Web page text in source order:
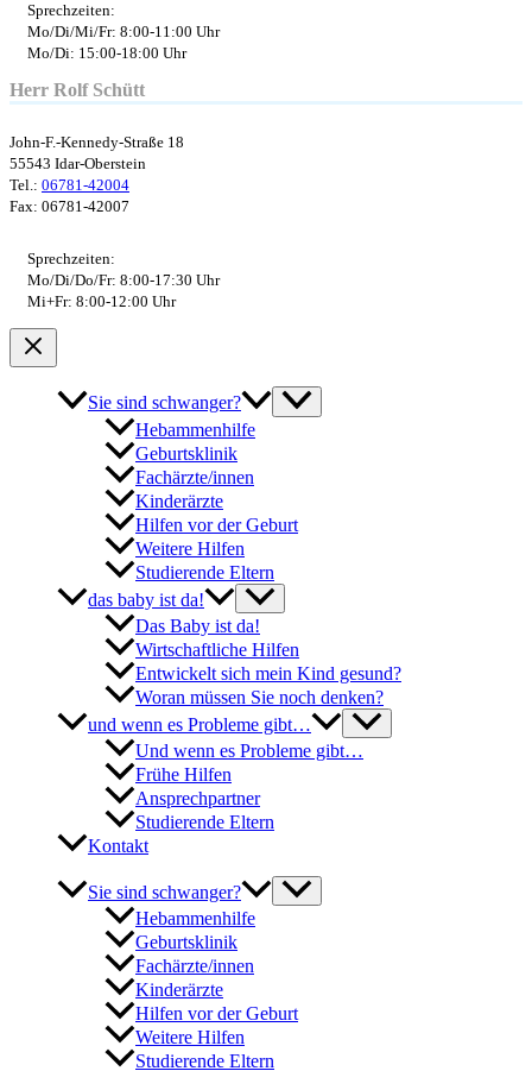
Sprechzeiten:
Mo/Di/Mi/Fr: 8:00-11:00 Uhr
Mo/Di: 15:00-18:00 Uhr
Herr Rolf Schütt
John-F.-Kennedy-Straße 18
55543 Idar-Oberstein
Tel.: 06781-42004
Fax: 06781-42007
Sprechzeiten:
Mo/Di/Do/Fr: 8:00-17:30 Uhr
Mi+Fr: 8:00-12:00 Uhr
Sie sind schwanger?
Hebammenhilfe
Geburtsklinik
Fachärzte/innen
Kinderärzte
Hilfen vor der Geburt
Weitere Hilfen
Studierende Eltern
das baby ist da!
Das Baby ist da!
Wirtschaftliche Hilfen
Entwickelt sich mein Kind gesund?
Woran müssen Sie noch denken?
und wenn es Probleme gibt…
Und wenn es Probleme gibt…
Frühe Hilfen
Ansprechpartner
Studierende Eltern
Kontakt
Sie sind schwanger?
Hebammenhilfe
Geburtsklinik
Fachärzte/innen
Kinderärzte
Hilfen vor der Geburt
Weitere Hilfen
Studierende Eltern